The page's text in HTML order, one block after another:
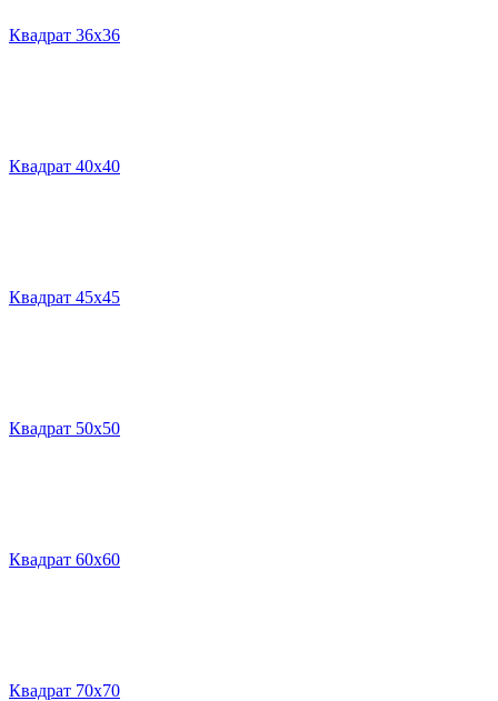
Квадрат 36х36
Квадрат 40х40
Квадрат 45х45
Квадрат 50х50
Квадрат 60х60
Квадрат 70х70